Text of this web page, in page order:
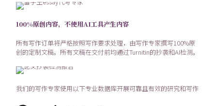
100%原创内容，不使用AI工具产生内容
所有写作订单将严格按照写作要求处理，由写作专家撰写100%原
创的定制文稿。所有文稿在交付前均通过Turnitin的抄袭和AI检测。
我们的写作专家使用以下专业数据库开展可靠且有效的研究和写作